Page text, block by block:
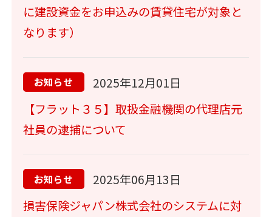
に建設資金をお申込みの賃貸住宅が対象と
なります）
お知らせ
2025年12月01日
【フラット３５】取扱金融機関の代理店元
社員の逮捕について
お知らせ
2025年06月13日
損害保険ジャパン株式会社のシステムに対